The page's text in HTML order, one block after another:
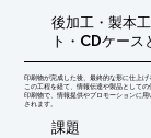
後加工・製本
ト・CDケース
印刷物が完成した後、最終的な形に仕上げ
この工程を経て、情報伝達や製品として
印刷物で、情報提供やプロモーションに
されます。
​課題